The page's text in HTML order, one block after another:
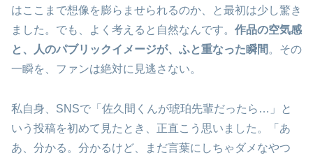
はここまで想像を膨らませられるのか、と最初は少し驚き
ました。でも、よく考えると自然なんです。 作品の空気感
と、人のパブリックイメージが、ふと重なった瞬間 。その
一瞬を、ファンは絶対に見逃さない。
私自身、SNSで「佐久間くんが琥珀先輩だったら…」と
いう投稿を初めて見たとき、正直こう思いました。「あ
あ、分かる。分かるけど、まだ言葉にしちゃダメなやつ